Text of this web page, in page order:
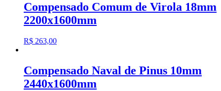
Compensado Comum de Virola 18mm
2200x1600mm
R$ 263,00
Compensado Naval de Pinus 10mm
2440x1600mm